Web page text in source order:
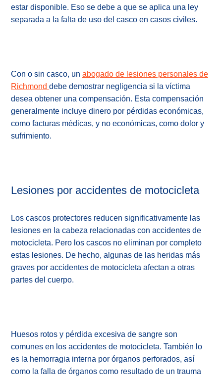
estar disponible. Eso se debe a que se aplica una ley
separada a la falta de uso del casco en casos civiles.
Con o sin casco, un abogado de lesiones personales de
Richmond debe demostrar negligencia si la víctima
desea obtener una compensación. Esta compensación
generalmente incluye dinero por pérdidas económicas,
como facturas médicas, y no económicas, como dolor y
sufrimiento.
Lesiones por accidentes de motocicleta
Los cascos protectores reducen significativamente las
lesiones en la cabeza relacionadas con accidentes de
motocicleta. Pero los cascos no eliminan por completo
estas lesiones. De hecho, algunas de las heridas más
graves por accidentes de motocicleta afectan a otras
partes del cuerpo.
Huesos rotos y pérdida excesiva de sangre son
comunes en los accidentes de motocicleta. También lo
es la hemorragia interna por órganos perforados, así
como la falla de órganos como resultado de un trauma